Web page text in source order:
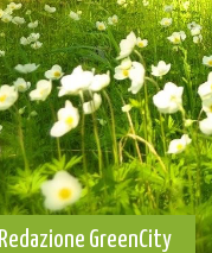
Redazione GreenCity